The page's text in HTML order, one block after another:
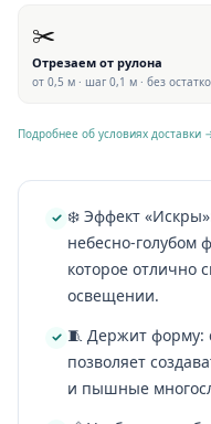
✂️
Отрезаем от рулона
от 0,5 м · шаг 0,1 м · без
Подробнее об условиях доставки
❄️ Эффект
небесно-голубом
которое отлично
освещении.
🧵 Держит форму:
позволяет
и пышные